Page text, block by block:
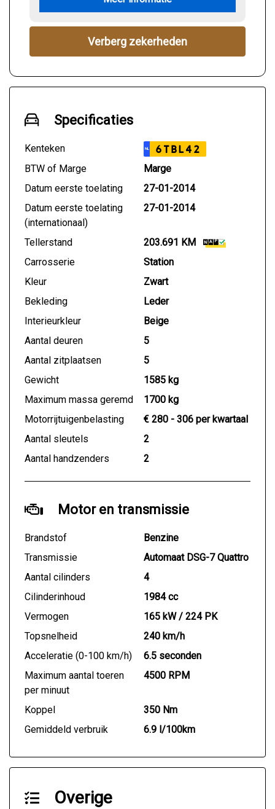
Verberg zekerheden
Specificaties
Kenteken NL 6TBL42
BTW of Marge
Marge
Datum eerste toelating
27-01-2014
Datum eerste toelating
(internationaal)
27-01-2014
Tellerstand
203.691 KM
Carrosserie
Station
Kleur
Zwart
Bekleding
Leder
Interieurkleur
Beige
Aantal deuren
5
Aantal zitplaatsen
5
Gewicht
1585 kg
Maximum massa geremd
1700 kg
Motorrijtuigenbelasting
€ 280 - 306 per kwartaal
Aantal sleutels
2
Aantal handzenders
2
Motor en transmissie
Brandstof
Benzine
Transmissie
Automaat DSG-7 Quattro
Aantal cilinders
4
Cilinderinhoud
1984 cc
Vermogen
165 kW / 224 PK
Topsnelheid
240 km/h
Acceleratie (0-100 km/h)
6.5 seconden
Maximum aantal toeren
per minuut
4500 RPM
Koppel
350 Nm
Gemiddeld verbruik
6.9 l/100km
Overige